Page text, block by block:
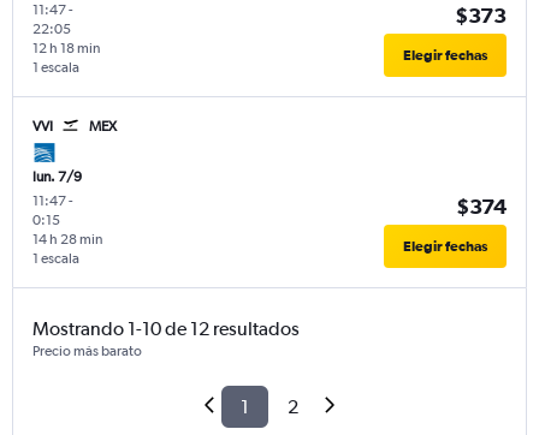
11:47-
22:05
1 escala
12 h 18 min
$373
Elegir fechas
VVI MEX
lun. 7/9
11:47-
0:15
1 escala
14 h 28 min
$374
Elegir fechas
Mostrando 1-10 de 12 resultados
Precio más barato
1 2